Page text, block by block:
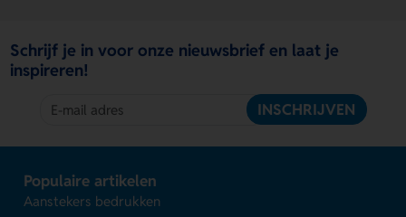
Schrijf je in voor onze nieuwsbrief en laat je
inspireren!
INSCHRIJVEN
Populaire artikelen
Aanstekers bedrukken